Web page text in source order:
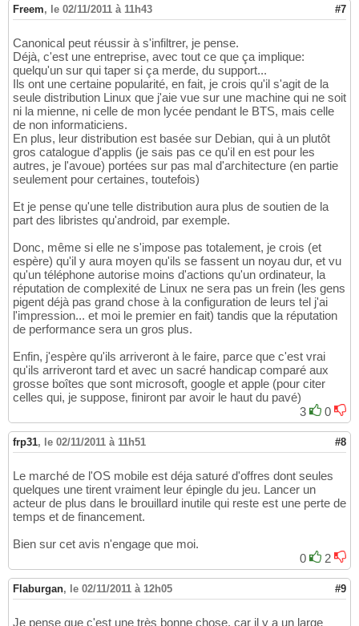
Freem, le 02/11/2011 à 11h43 #7
Canonical peut réussir à s'infiltrer, je pense.
Déjà, c'est une entreprise, avec tout ce que ça implique:
quelqu'un sur qui taper si ça merde, du support...
Ils ont une certaine popularité, en fait, je crois qu'il s'agit de la
seule distribution Linux que j'aie vue sur une machine qui ne soit
ni la mienne, ni celle de mon lycée pendant le BTS, mais celle
de non informaticiens.
En plus, leur distribution est basée sur Debian, qui à un plutôt
gros catalogue d'applis (je sais pas ce qu'il en est pour les
autres, je l'avoue) portées sur pas mal d'architecture (en partie
seulement pour certaines, toutefois)
Et je pense qu'une telle distribution aura plus de soutien de la
part des libristes qu'android, par exemple.
Donc, même si elle ne s'impose pas totalement, je crois (et
espère) qu'il y aura moyen qu'ils se fassent un noyau dur, et vu
qu'un téléphone autorise moins d'actions qu'un ordinateur, la
réputation de complexité de Linux ne sera pas un frein (les gens
pigent déjà pas grand chose à la configuration de leurs tel j'ai
l'impression... et moi le premier en fait) tandis que la réputation
de performance sera un gros plus.
Enfin, j'espère qu'ils arriveront à le faire, parce que c'est vrai
qu'ils arriveront tard et avec un sacré handicap comparé aux
grosse boîtes que sont microsoft, google et apple (pour citer
celles qui, je suppose, finiront par avoir le haut du pavé)
3
0
frp31, le 02/11/2011 à 11h51 #8
Le marché de l'OS mobile est déja saturé d'offres dont seules
quelques une tirent vraiment leur épingle du jeu. Lancer un
acteur de plus dans le brouillard inutile qui reste est une perte de
temps et de financement.
Bien sur cet avis n'engage que moi.
0
2
Flaburgan, le 02/11/2011 à 12h05 #9
Je pense que c'est une très bonne chose, car il y a un large